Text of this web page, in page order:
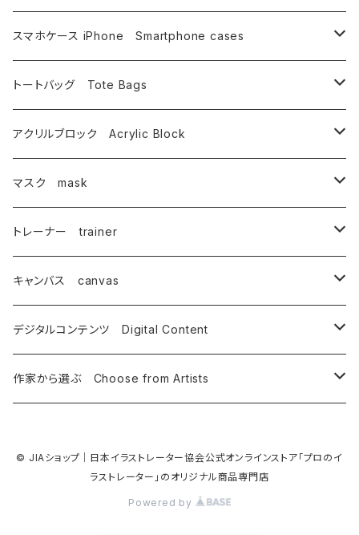
イルカ・金魚
その他
坂野 真子
タムチンキ王国
武藤満美子
相浦裕
唄西繭子
蟹江隆広
上月伸仁
インクジェットプリント
相浦 裕
唄西繭子
相浦 裕
蟹江隆広
谷口由佳
とやまきこ
細川倫子
御凰寺恭光
mitaka
YUMIKO
スマホケース iPhone Smartphone cases
相浦 裕
唄西繭子
トートバッグ Tote Bags
相浦 裕
唄西繭子
武藤満美子
アクリルブロック Acrylic Block
蟹江隆広
唄西繭子
マスク mask
相浦 裕
トレーナー trainer
相浦 裕
細川 倫子
キャンバス canvas
蟹江隆広
デジタルコンテンツ Digital Content
蟹江隆広
作家から選ぶ Choose from Artists
© JIAショップ｜日本イラストレーター協会公式オンラインストア「プロのイ
ラストレーター」のオリジナル商品専門店
Powered by